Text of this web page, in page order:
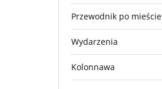
Przewodnik po mieście
Wydarzenia
Kolonnawa